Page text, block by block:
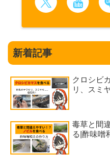
新着記事
クロシビ
リ、スミ
毒草と間
る|酢味噌